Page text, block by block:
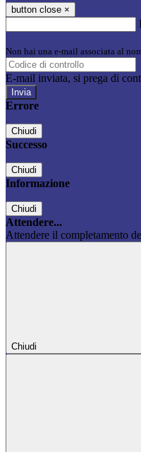
button close ×
Non hai una e-mail associata al
E-mail inviata, si prega di
Errore
Chiudi
Successo
Chiudi
Informazione
Chiudi
Attendere...
Attendere il completamento
Chiudi